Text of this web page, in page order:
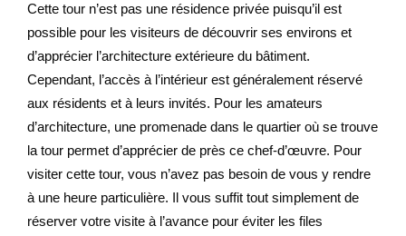
Cette tour n’est pas une résidence privée puisqu’il est
possible pour les visiteurs de découvrir ses environs et
d’apprécier l’architecture extérieure du bâtiment.
Cependant, l’accès à l’intérieur est généralement réservé
aux résidents et à leurs invités. Pour les amateurs
d’architecture, une promenade dans le quartier où se trouve
la tour permet d’apprécier de près ce chef-d’œuvre. Pour
visiter cette tour, vous n’avez pas besoin de vous y rendre
à une heure particulière. Il vous suffit tout simplement de
réserver votre visite à l’avance pour éviter les files